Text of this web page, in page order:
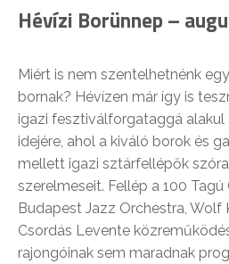
Hévízi Borünnep –
Miért is nem szentelhetnénk
bornak? Hévízen már így is
igazi fesztiválforgataggá alakul
idejére, ahol a kiváló borok és
mellett igazi sztárfellépők
szerelmeseit. Fellép a 100 Tagú
Budapest Jazz Orchestra, Wolf
Csordás Levente
rajongóinak sem maradnak